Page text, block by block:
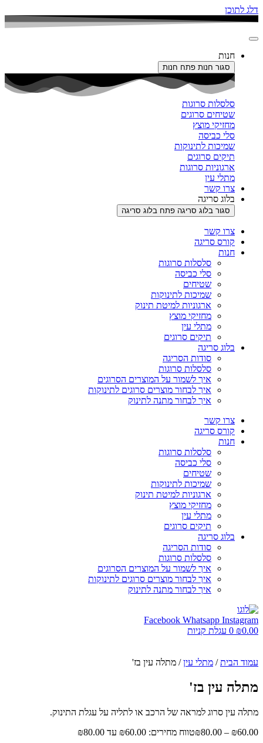
דלג לתוכן
חנות
סגור חנות פתח חנות
סלסלות סרוגות
שטיחים סרוגים
מחזיקי מוצץ
סלי כביסה
שמיכות לתינוקות
תיקים סרוגים
ארגוניות סרוגות
מתלי עין
צרו קשר
בלוג סריגה
סגור בלוג סריגה פתח בלוג סריגה
צרו קשר
קורס סריגה
חנות
סלסלות סרוגות
סלי כביסה
שטיחים
שמיכות לתינוקות
ארגוניות למיטת תינוק
מחזיקי מוצץ
מתלי עין
תיקים סרוגים
בלוג סריגה
סודות הסריגה
סלסלות סרוגות
איך לשמור על המוצרים הסרוגים
איך לבחור מוצרים סרוגים לתינוקות
איך לבחור מתנה לתינוק
צרו קשר
קורס סריגה
חנות
סלסלות סרוגות
סלי כביסה
שטיחים
שמיכות לתינוקות
ארגוניות למיטת תינוק
מחזיקי מוצץ
מתלי עין
תיקים סרוגים
בלוג סריגה
סודות הסריגה
סלסלות סרוגות
איך לשמור על המוצרים הסרוגים
איך לבחור מוצרים סרוגים לתינוקות
איך לבחור מתנה לתינוק
Facebook Whatsapp Instagram
₪0.00
0 עגלת קניות
עמוד הבית/ מתלי עין/ מתלה עין בז'
מתלה עין בז'
מתלה עין סרוג למראה של הרכב או לתליה על עגלת התינוק.
₪60.00
–
₪80.00 טווח מחירים: ⁦₪60.00⁩ עד ⁦₪80.00⁩